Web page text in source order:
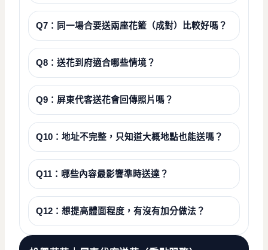
Q7：同一場合要送兩座花籃（成對）比較好嗎？
Q8：送花到府適合哪些情境？
Q9：屏東代客送花會回傳照片嗎？
Q10：地址不完整，只知道大概地點也能送嗎？
Q11：哪些內容最影響準時送達？
Q12：想提高體面程度，有沒有加分做法？